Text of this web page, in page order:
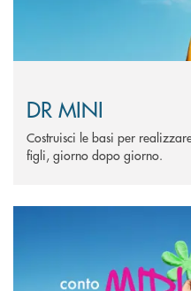
DR MINI
Costruisci le basi per
figli, giorno dopo giorno.